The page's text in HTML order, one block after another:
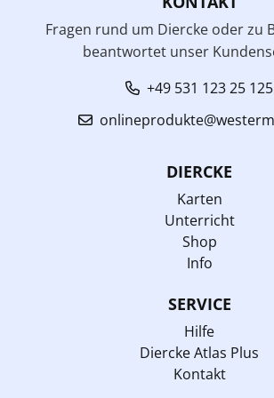
Fragen rund um Diercke oder zu
beantwortet unser
+49 531 123 25 125
DIERCKE
Karten
Unterricht
Shop
Info
SERVICE
Hilfe
Diercke Atlas Plus
Kontakt